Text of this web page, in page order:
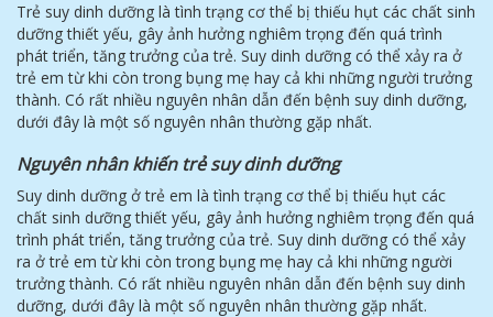
Trẻ suy dinh dưỡng là tình trạng cơ thể bị thiếu hụt các chất sinh
dưỡng thiết yếu, gây ảnh hưởng nghiêm trọng đến quá trình
phát triển, tăng trưởng của trẻ. Suy dinh dưỡng có thể xảy ra ở
trẻ em từ khi còn trong bụng mẹ hay cả khi những người trưởng
thành. Có rất nhiều nguyên nhân dẫn đến bệnh suy dinh dưỡng,
dưới đây là một số nguyên nhân thường gặp nhất.
Nguyên nhân khiến trẻ suy dinh dưỡng
Suy dinh dưỡng ở trẻ em là tình trạng cơ thể bị thiếu hụt các
chất sinh dưỡng thiết yếu, gây ảnh hưởng nghiêm trọng đến quá
trình phát triển, tăng trưởng của trẻ. Suy dinh dưỡng có thể xảy
ra ở trẻ em từ khi còn trong bụng mẹ hay cả khi những người
trưởng thành. Có rất nhiều nguyên nhân dẫn đến bệnh suy dinh
dưỡng, dưới đây là một số nguyên nhân thường gặp nhất.